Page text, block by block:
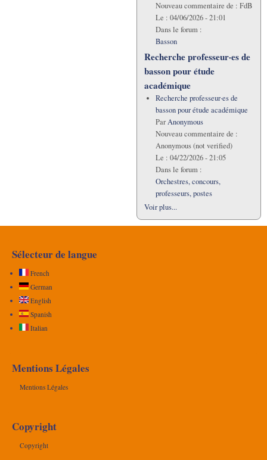
Nouveau commentaire de : FdB
Le : 04/06/2026 - 21:01
Dans le forum :
Basson
Recherche professeur·es de
basson pour étude
académique
Recherche professeur·es de
basson pour étude académique
ParAnonymous
Nouveau commentaire de :
Anonymous (not verified)
Le : 04/22/2026 - 21:05
Dans le forum :
Orchestres, concours,
professeurs, postes
Voir plus...
Sélecteur de langue
French
German
English
Spanish
Italian
Mentions Légales
Mentions Légales
Copyright
Copyright